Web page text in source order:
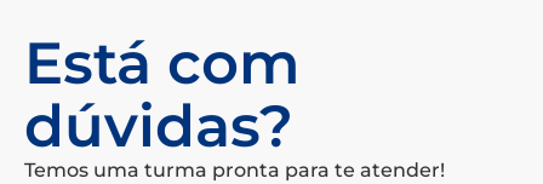
Está com
dúvidas?
Temos uma turma pronta para te atender!